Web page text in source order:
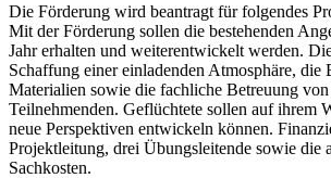
Die Förderung wird beantragt für folgendes
Mit der Förderung sollen die bestehenden
Jahr erhalten und weiterentwickelt werden.
Schaffung einer einladenden Atmosphäre, die
Materialien sowie die fachliche Betreuung
Teilnehmenden. Geflüchtete sollen auf ihrem
neue Perspektiven entwickeln können.
Projektleitung, drei Übungsleitende sowie die
Sachkosten.